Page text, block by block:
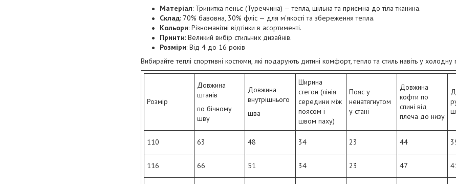
Матеріал: Тринитка пеньє (Туреччина) — тепла, щільна та приємна до тіла тканина.
Склад: 70% бавовна, 30% фліс — для м'якості та збереження тепла.
Кольори: Різноманітні відтінки в асортименті.
Принти: Великий вибір стильних дизайнів.
Розміри: Від 4 до 16 років
Вибирайте теплі спортивні костюми, які подарують дитині комфорт, тепло та стиль навіть у
Розмір
Довжина
штанів
по бічному
шву
Довжина
внутрішнього
шва
Ширина
стегон (лінія
середини між
поясом і
швом паху)
Пояс у
ненатягнутом
у стані
Довжина
кофти по
спині від
плеча до низу
110 63 48 34 23 44
116 66 51 34 23 47